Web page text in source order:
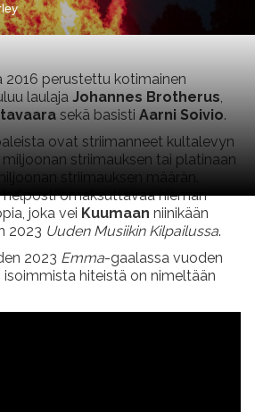
2016 perustettu kotimainen
laulaja Johannes Brotherus,
sekä basisti Aarni Soivio.
ovat striimanneet kultalevyn
striimauksen tai platinaan
striimauksen määrän.
helposti omaksuttavaa hieman
joka vei Kuumaan niinikään
2023 Uuden Musiikin Kilpailussa.
2023 Emma-gaalassa vuoden
isoimmista hiteistä on nimeltään